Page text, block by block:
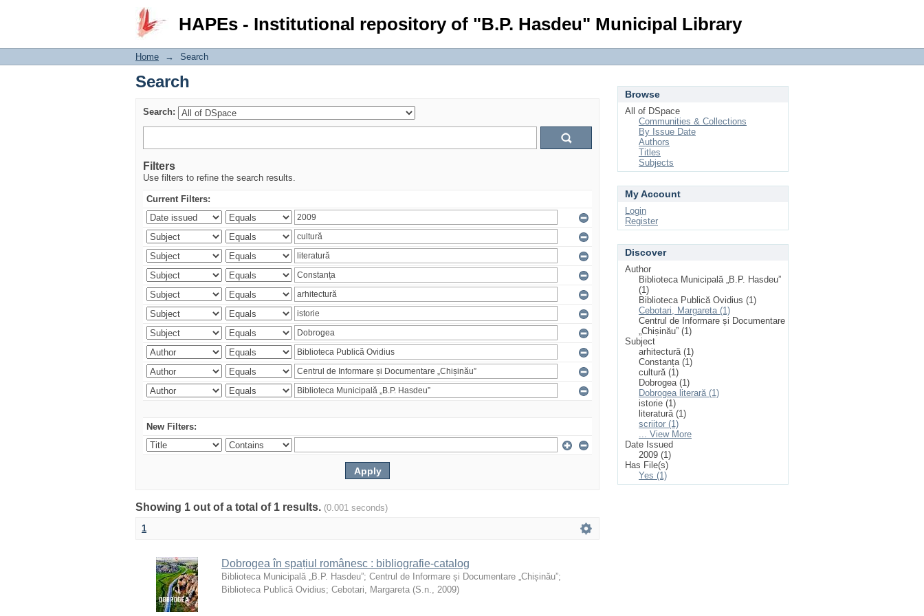
HAPEs - Institutional repository of "B.P. Hasdeu" Municipal Library
Search
Home → Search
Search
Search:
Filters
Use filters to refine the search results.
Current Filters:
New Filters:
Showing 1 out of a total of 1 results. (0.001 seconds)
1
Dobrogea în spațiul românesc : bibliografie-catalog
Biblioteca Municipală „B.P. Hasdeu”; Centrul de Informare și Documentare „Chișinău”;
Biblioteca Publică Ovidius; Cebotari, Margareta (S.n., 2009)
Browse
All of DSpace
Communities & Collections
By Issue Date
Authors
Titles
Subjects
My Account
Login
Register
Discover
Author
Biblioteca Municipală „B.P. Hasdeu”
(1)
Biblioteca Publică Ovidius (1)
Cebotari, Margareta (1)
Centrul de Informare și Documentare
„Chișinău” (1)
Subject
arhitectură (1)
Constanța (1)
cultură (1)
Dobrogea (1)
Dobrogea literară (1)
istorie (1)
literatură (1)
scriitor (1)
... View More
Date Issued
2009 (1)
Has File(s)
Yes (1)